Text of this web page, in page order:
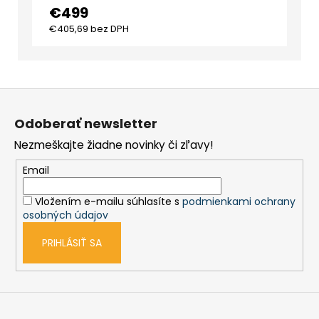
€499
€405,69 bez DPH
Z
Odoberať newsletter
Nezmeškajte žiadne novinky či zľavy!
Email
Vložením e-mailu súhlasíte s podmienkami ochrany
osobných údajov
PRIHLÁSIŤ SA